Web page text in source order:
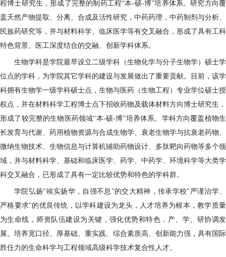
程博士研究生，形成了完整的制药工程“本-硕-博”培养体系。研究方向覆
盖天然产物提取、分离、合成及活性研究，中药药理，中药制剂与分析、
民族药研究等，并与材料科学、临床医学等有交叉融合，形成了具有工科
特色背景、医工深度结合的交融、创新学科体系。
生物学科是学院最早设立二级学科（生物化学与分子生物学）硕士学
位点的学科，为学院其它学科的建设与发展做出了重要贡献。目前，该学
科拥有生物学一级学科硕士点，生物与医药（生物工程）专业学位硕士授
权点， 并在材料科学工程博士点下招收药物及载体材料方向博士研究生，
形成了 较完整的生物医药领域“本-硕-博”培养体系。 学科方向覆盖植物生
长发育与代谢、药用植物资源与合成生物学、衰老生物学与抗衰老药物、
微纳生物技术、生物信息与计算机辅助药物设计、多肽靶向药物等多个领
域，并与材料科学、基础和临床医学、药学、中药学、环境科学等大类学
科交叉融合，已形成了具有一定比较优势和特色的学科群。
学院弘扬"竢实扬华，自强不息"的交大精神，传承学校"严谨治学、
严格要求"的优良传统，以学科建设为龙头，人才培养为根本，教学质量
为生命线，师资队伍建设为关键，强化优势和特色，产、学、研协调发
展。培养宽口径、厚基础、重实践、综合素质高、创新能力强，具有国际
胜任力的生命科学与工程领域高级科学技术复合性人才。